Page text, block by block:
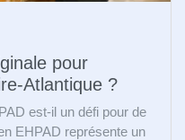
pour
Atlantique ?
est-il un défi pour de
EHPAD représente un